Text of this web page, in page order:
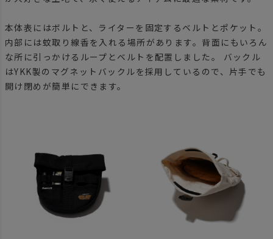
本体表にはボルトと、ライターを固定するベルトとポケット。
内部には蚊取り線香を入れる場所があります。背面にもいろん
な所に引っかけるループとベルトを配置しました。 バックル
はYKK製のマグネットバックルを採用しているので、片手でも
開け閉めが簡単にできます。